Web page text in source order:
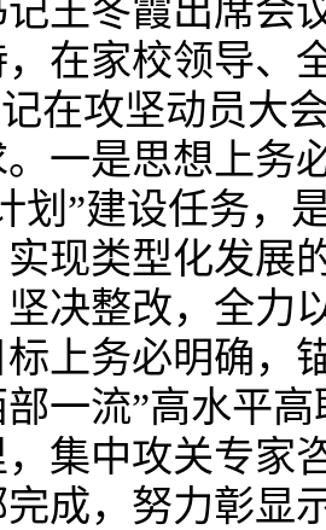
王冬霞出席会
在家校领导、
在攻坚动员大
一是思想上务
划”建设任务，
现类型化发展
决整改，全力
上务必明确，
一流”高水平
，集中攻关专家
成，努力彰显